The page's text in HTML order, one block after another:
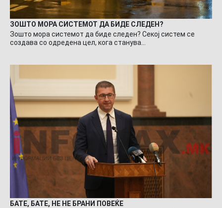
ЗОШТО МОРА СИСТЕМОТ ДА БИДЕ СЛЕДЕН?
Зошто мора системот да биде следен? Секој систем се
создава со одредена цел, кога станува…
БАТЕ, БАТЕ, НЕ НЕ БРАНИ ПОВЕЌЕ